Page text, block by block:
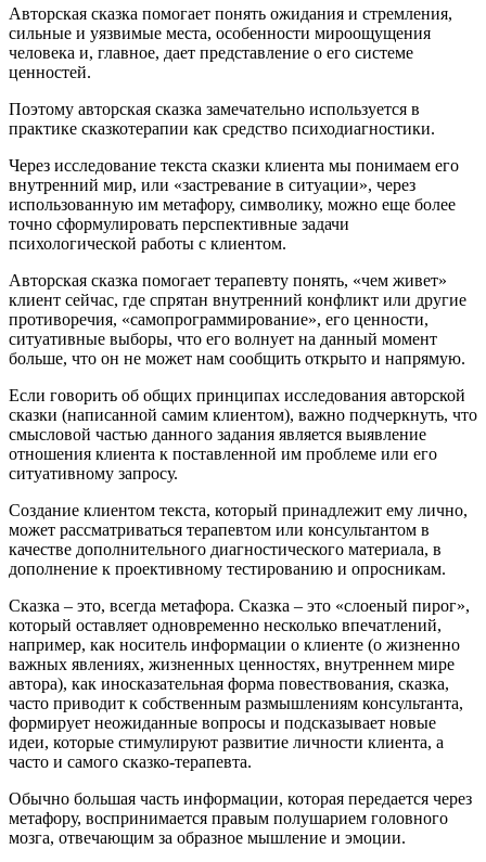
Авторская сказка помогает понять ожидания и стремления,
сильные и уязвимые места, особенности мироощущения
человека и, главное, дает представление о его системе
ценностей.
Поэтому авторская сказка замечательно используется в
практике сказкотерапии как средство психодиагностики.
Через исследование текста сказки клиента мы понимаем его
внутренний мир, или «застревание в ситуации», через
использованную им метафору, символику, можно еще более
точно сформулировать перспективные задачи
психологической работы с клиентом.
Авторская сказка помогает терапевту понять, «чем живет»
клиент сейчас, где спрятан внутренний конфликт или другие
противоречия, «самопрограммирование», его ценности,
ситуативные выборы, что его волнует на данный момент
больше, что он не может нам сообщить открыто и напрямую.
Если говорить об общих принципах исследования авторской
сказки (написанной самим клиентом), важно подчеркнуть, что
смысловой частью данного задания является выявление
отношения клиента к поставленной им проблеме или его
ситуативному запросу.
Создание клиентом текста, который принадлежит ему лично,
может рассматриваться терапевтом или консультантом в
качестве дополнительного диагностического материала, в
дополнение к проективному тестированию и опросникам.
Сказка – это, всегда метафора. Сказка – это «слоеный пирог»,
который оставляет одновременно несколько впечатлений,
например, как носитель информации о клиенте (о жизненно
важных явлениях, жизненных ценностях, внутреннем мире
автора), как иносказательная форма повествования, сказка,
часто приводит к собственным размышлениям консультанта,
формирует неожиданные вопросы и подсказывает новые
идеи, которые стимулируют развитие личности клиента, а
часто и самого сказко-терапевта.
Обычно большая часть информации, которая передается через
метафору, воспринимается правым полушарием головного
мозга, отвечающим за образное мышление и эмоции.